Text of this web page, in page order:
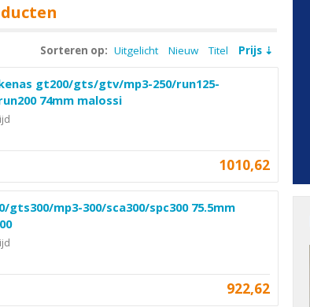
Sorteren op: Uitgelicht Nieuw Titel Prijs
gt200/gts/gtv/mp3-250/run125-
74mm malossi
1010,62
gts300/mp3-300/sca300/spc300 75.5mm
922,62